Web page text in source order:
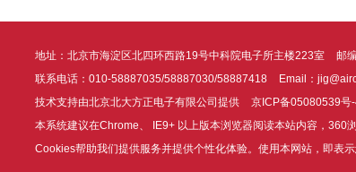
地址：北京市海淀区北四环西路19号中科院电子所主楼223室
邮
联系电话：010-58887035/58887030/58887418
Email：
技术支持由北京北大方正电子有限公司提供
京ICP备05080539号
本系统建议在Chrome、 IE9+ 以上版本浏览器阅读本站内容，360
Cookies帮助我们提供服务并提供个性化体验。使用本网站，即表